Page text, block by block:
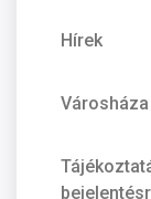
Hírek
Városháza